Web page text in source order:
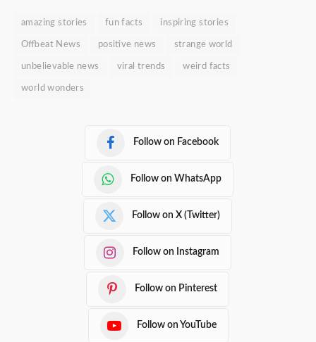
amazing stories fun facts inspiring stories
Offbeat News positive news strange world
unbelievable news viral trends weird facts
world wonders
Follow on Facebook
Follow on WhatsApp
Follow on X (Twitter)
Follow on Instagram
Follow on Pinterest
Follow on YouTube